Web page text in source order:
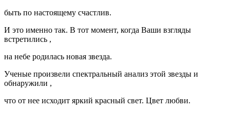
быть по настоящему счастлив.
И это именно так. В тот момент, когда Ваши взгляды
встретились ,
на небе родилась новая звезда.
Ученые произвели спектральный анализ этой звезды и
обнаружили ,
что от нее исходит яркий красный свет. Цвет любви.